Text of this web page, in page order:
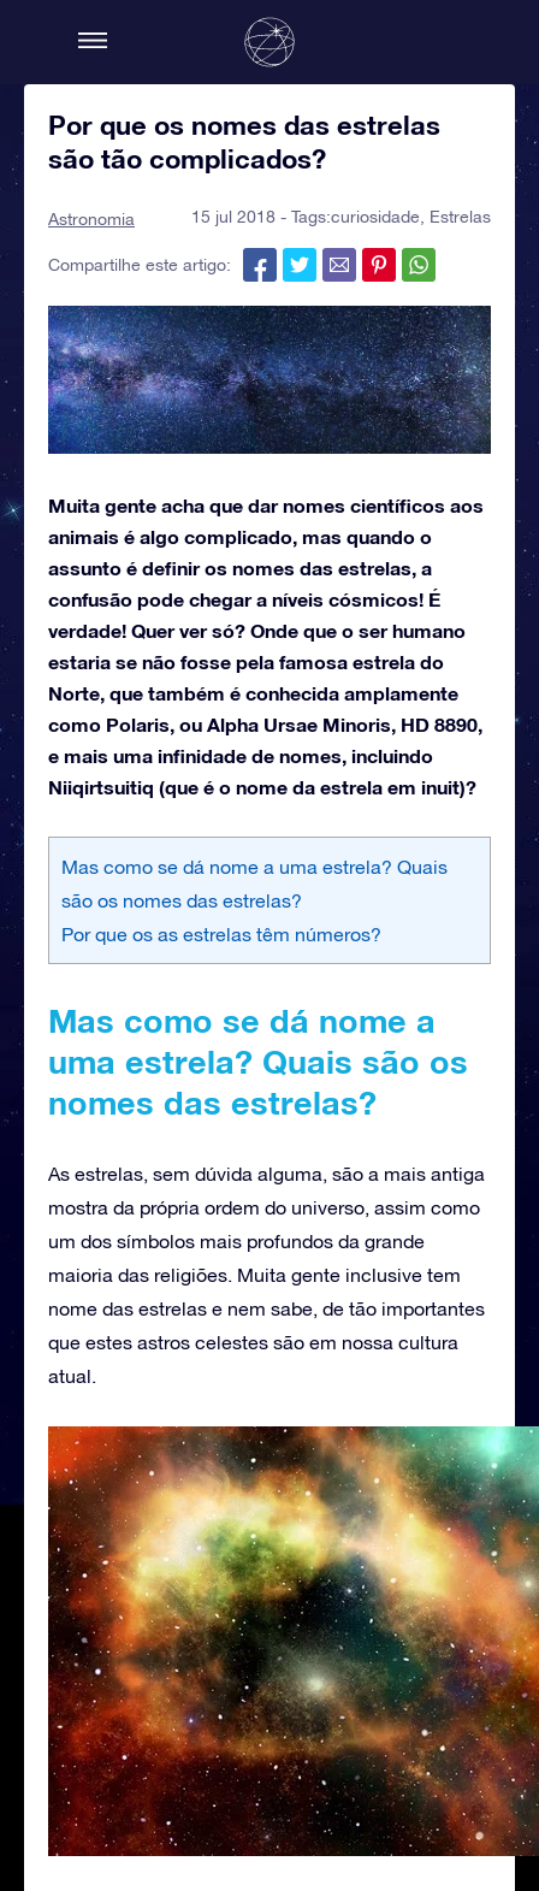
Por que os nomes das estrelas
são tão complicados?
Astronomia 15 jul 2018 - Tags:curiosidade Estrelas
Compartilhe este artigo:
Muita gente acha que dar nomes científicos aos
animais é algo complicado, mas quando o
assunto é definir os nomes das estrelas, a
confusão pode chegar a níveis cósmicos! É
verdade! Quer ver só? Onde que o ser humano
estaria se não fosse pela famosa estrela do
Norte, que também é conhecida amplamente
como Polaris, ou Alpha Ursae Minoris, HD 8890,
e mais uma infinidade de nomes, incluindo
Niiqirtsuitiq (que é o nome da estrela em inuit)?
Mas como se dá nome a uma estrela? Quais
são os nomes das estrelas?
Por que os as estrelas têm números?
Mas como se dá nome a
uma estrela? Quais são os
nomes das estrelas?
As estrelas, sem dúvida alguma, são a mais antiga
mostra da própria ordem do universo, assim como
um dos símbolos mais profundos da grande
maioria das religiões. Muita gente inclusive tem
nome das estrelas e nem sabe, de tão importantes
que estes astros celestes são em nossa cultura
atual.